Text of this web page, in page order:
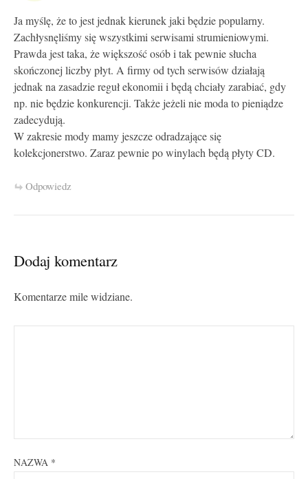
Ja myślę, że to jest jednak kierunek jaki będzie popularny.
Zachłysnęliśmy się wszystkimi serwisami strumieniowymi.
Prawda jest taka, że większość osób i tak pewnie słucha
skończonej liczby płyt. A firmy od tych serwisów działają
jednak na zasadzie reguł ekonomii i będą chciały zarabiać, gdy
np. nie będzie konkurencji. Także jeżeli nie moda to pieniądze
zadecydują.
W zakresie mody mamy jeszcze odradzające się
kolekcjonerstwo. Zaraz pewnie po winylach będą płyty CD.
Odpowiedz
Dodaj komentarz
Komentarze mile widziane.
NAZWA *